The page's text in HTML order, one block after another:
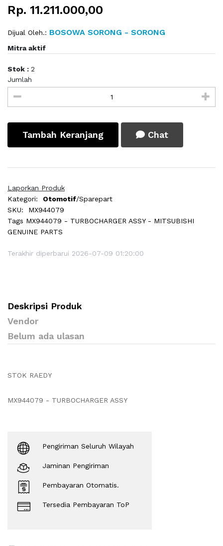
Rp. 11.211.000,00
Dijual Oleh.: BOSOWA SORONG - SORONG
Mitra aktif
Stok : 2
Jumlah
Tambah Keranjang Chat
Laporkan Produk
Kategori:
Otomotif/Sparepart
SKU:
MX944079
Tags MX944079 - TURBOCHARGER ASSY - MITSUBISHI
GENUINE PARTS
Terakhir diperbarui 2026-07-09 01:20:00
Deskripsi Produk
Vendor
Belum ada ulasan
STOK RAEDY
MX944079 - TURBOCHARGER ASSY
Pengiriman Seluruh Wilayah
Jaminan Pengiriman
Pembayaran Otomatis.
Tersedia Pembayaran ToP